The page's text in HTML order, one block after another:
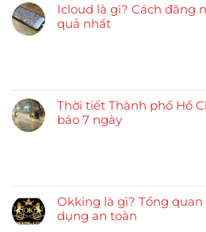
Icloud là gì? Cách đăng
quả nhất
Thời tiết Thành phố Hồ
báo 7 ngày
Okking là gì? Tổng
dụng an toàn